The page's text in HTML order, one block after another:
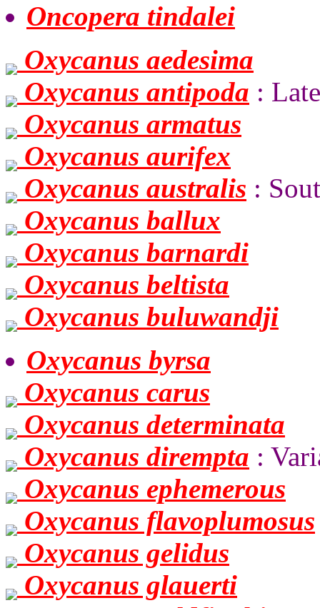
Oncopera tindalei
Oxycanus aedesima
Oxycanus antipoda :
Oxycanus armatus
Oxycanus aurifex
Oxycanus australis :
Oxycanus ballux
Oxycanus barnardi
Oxycanus beltista
Oxycanus buluwandji
Oxycanus byrsa
Oxycanus carus
Oxycanus determinata
Oxycanus dirempta :
Oxycanus ephemerous
Oxycanus flavoplumosus
Oxycanus gelidus
Oxycanus glauerti